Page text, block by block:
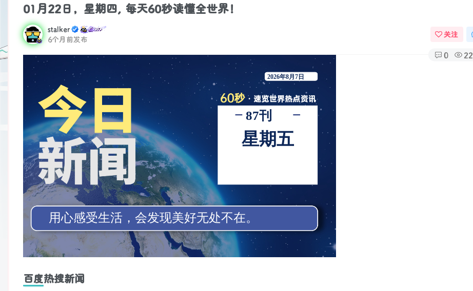
01月22日，星期四, 每天60秒读懂全世界！
stalker
6个月前发布
关注
0 22
百度热搜新闻